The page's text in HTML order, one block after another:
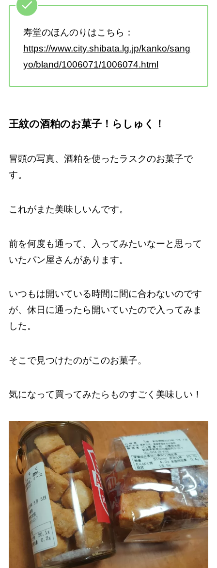
寿堂のほんのりはこちら：
https://www.city.shibata.lg.jp/kanko/sang
yo/bland/1006071/1006074.html
王紋の酒粕のお菓子！らしゅく！
冒頭の写真、酒粕を使ったラスクのお菓子で
す。
これがまた美味しいんです。
前を何度も通って、入ってみたいなーと思って
いたパン屋さんがあります。
いつもは開いている時間に間に合わないのです
が、休日に通ったら開いていたので入ってみま
した。
そこで見つけたのがこのお菓子。
気になって買ってみたらものすごく美味しい！